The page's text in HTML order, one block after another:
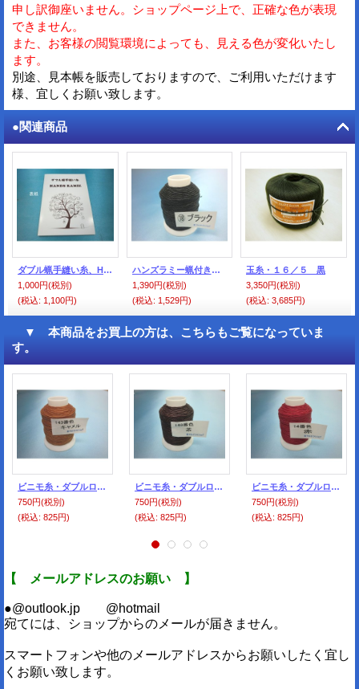
申し訳御座いません。ショップページ上で、正確な色が表現
できません。
また、お客様の閲覧環境によっても、見える色が変化いたし
ます。
別途、見本帳を販売しておりますので、ご利用いただけます
様、宜しくお願い致します。
●関連商品
ダブル蝋手縫い糸、HANDS RAMIE糸、共通見本帳
1,000円(税別)
(税込: 1,100円)
ハンズラミー蝋付き 16/5 ブラック（3）
1,390円(税別)
(税込: 1,529円)
玉糸・１６／５ 黒
3,350円(税別)
(税込: 3,685円)
▼ 本商品をお買上の方は、こちらもご覧になっていま
す。
ビニモ糸・ダブルロウ付き ５番手 143番色・キャメル
750円(税別)
(税込: 825円)
ビニモ糸・ダブルロウ付き ５番手 146番色・茶
750円(税別)
(税込: 825円)
ビニモ糸・ダブルロウ付き ５番手 14番色・赤
750円(税別)
(税込: 825円)
【 メールアドレスのお願い 】
●@outlook.jp @hotmail
宛てには、ショップからのメールが届きません。
スマートフォンや他のメールアドレスからお願いしたく宜し
くお願い致します。